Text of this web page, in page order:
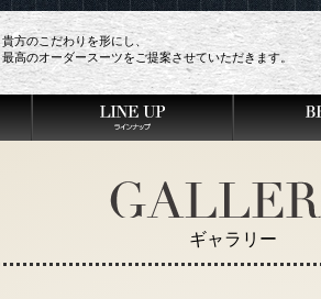
貴方のこだわりを形にし、
最高のオーダースーツをご提案させていただきます。
ギャラリー